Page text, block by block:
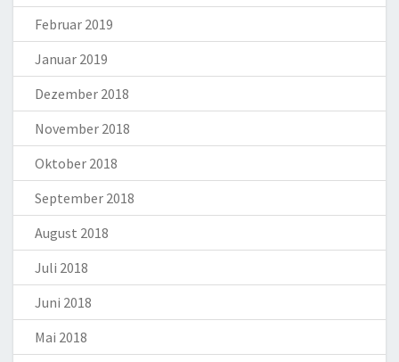
Februar 2019
Januar 2019
Dezember 2018
November 2018
Oktober 2018
September 2018
August 2018
Juli 2018
Juni 2018
Mai 2018